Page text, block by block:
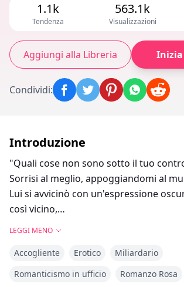
1.1k
Tendenza
563.1k
Visualizzazioni
Aggiungi alla Libreria Inizia
Condividi:
Introduzione
"Quali cose non sono sotto il tuo
Sorrisi al meglio, appoggiandomi al
Lui si avvicinò con un'espressione
così vicino,
La sua bocca prese la mia con avidità,
rudemente.
LEGGI MENO
Accogliente Erotico
Miliardario
Romanticismo in ufficio
Romanzo Rosa